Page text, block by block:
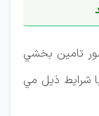
تامين بخشي
شرايط ذيل مي